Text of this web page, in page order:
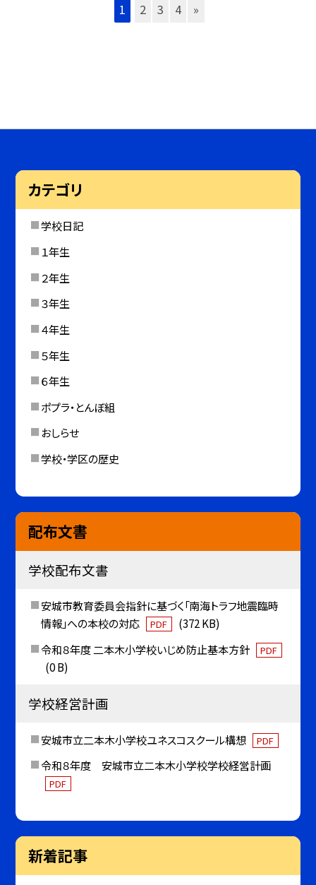
1 2 3 4 »
カテゴリ
学校日記
１年生
２年生
３年生
４年生
５年生
６年生
ポプラ・とんぼ組
おしらせ
学校・学区の歴史
配布文書
学校配布文書
安城市教育委員会指針に基づく「南海トラフ地震臨時
情報」への本校の対応
PDF
(372 KB)
令和８年度 二本木小学校いじめ防止基本方針
PDF
(0 B)
学校経営計画
安城市立二本木小学校ユネスコスクール構想 PDF
令和８年度 安城市立二本木小学校学校経営計画
PDF
新着記事